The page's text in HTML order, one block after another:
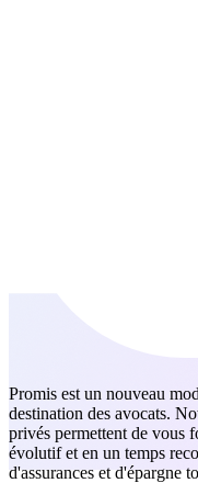
Promis est un nouveau
destination des avocats.
privés permettent de vous
évolutif et en un temps
d'assurances et d'épargne